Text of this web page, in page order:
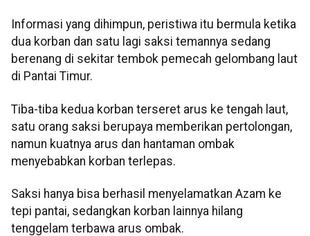
Informasi yang dihimpun, peristiwa itu bermula ketika
dua korban dan satu lagi saksi temannya sedang
berenang di sekitar tembok pemecah gelombang laut
di Pantai Timur.
Tiba-tiba kedua korban terseret arus ke tengah laut,
satu orang saksi berupaya memberikan pertolongan,
namun kuatnya arus dan hantaman ombak
menyebabkan korban terlepas.
Saksi hanya bisa berhasil menyelamatkan Azam ke
tepi pantai, sedangkan korban lainnya hilang
tenggelam terbawa arus ombak.